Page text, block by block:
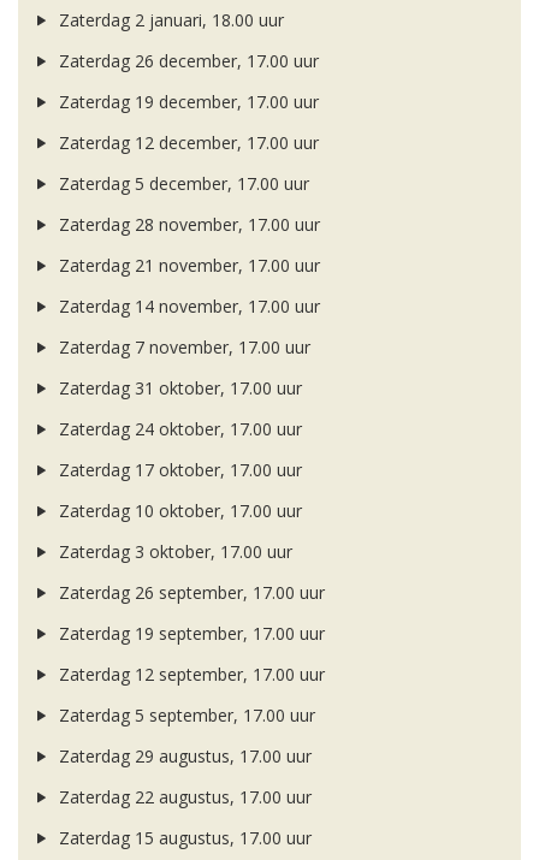
Zaterdag 2 januari, 18.00 uur
Zaterdag 26 december, 17.00 uur
Zaterdag 19 december, 17.00 uur
Zaterdag 12 december, 17.00 uur
Zaterdag 5 december, 17.00 uur
Zaterdag 28 november, 17.00 uur
Zaterdag 21 november, 17.00 uur
Zaterdag 14 november, 17.00 uur
Zaterdag 7 november, 17.00 uur
Zaterdag 31 oktober, 17.00 uur
Zaterdag 24 oktober, 17.00 uur
Zaterdag 17 oktober, 17.00 uur
Zaterdag 10 oktober, 17.00 uur
Zaterdag 3 oktober, 17.00 uur
Zaterdag 26 september, 17.00 uur
Zaterdag 19 september, 17.00 uur
Zaterdag 12 september, 17.00 uur
Zaterdag 5 september, 17.00 uur
Zaterdag 29 augustus, 17.00 uur
Zaterdag 22 augustus, 17.00 uur
Zaterdag 15 augustus, 17.00 uur